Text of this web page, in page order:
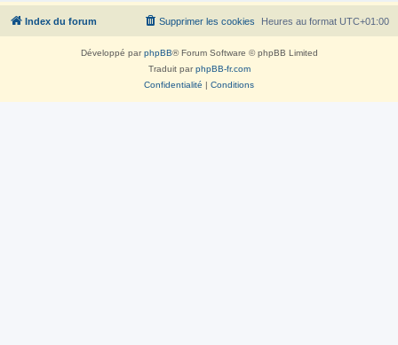
Index du forum Heures au format UTC+01:00
Supprimer les cookies
Développé parphpBB® Forum Software © phpBB Limited
Traduit parphpBB-fr.com
Confidentialité | Conditions